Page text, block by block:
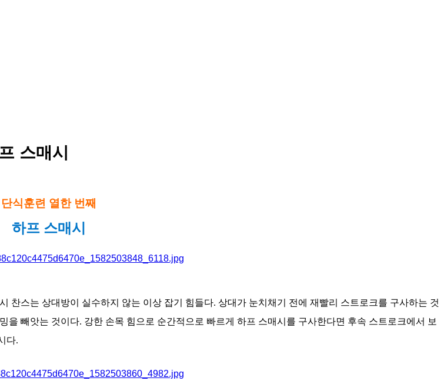
스매시
단식훈련 열한 번째
하프 스매시
찬스는 상대방이 실수하지 않는 이상 잡기 힘들다. 상대가 눈치채기 전에 재빨리 스트로크를 구사하는 것
빼앗는 것이다. 강한 손목 힘으로 순간적으로 빠르게 하프 스매시를 구사한다면 후속 스트로크에서 보
다.